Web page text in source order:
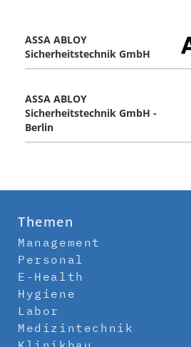
ASSA ABLOY
Sicherheitstechnik GmbH
ASSA ABLOY
Sicherheitstechnik GmbH -
Berlin
Themen
Management
Personal
E-Health
Hygiene
Labor
Medizintechnik